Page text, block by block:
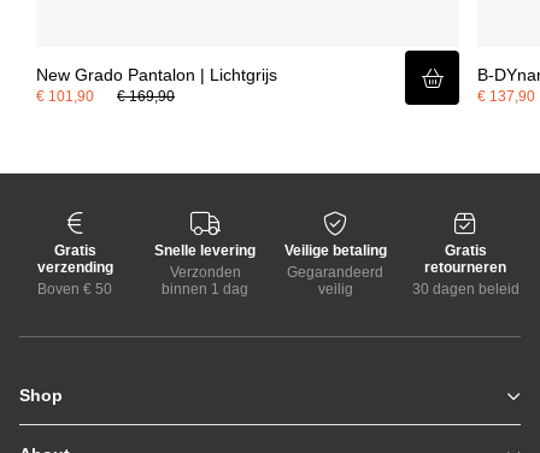
New Grado Pantalon | Lichtgrijs
€ 101,90 € 169,90
B-
€ 137,90
Gratis
verzending
Boven € 50
Snelle levering
Verzonden
binnen 1 dag
Veilige betaling
Gegarandeerd
veilig
Gratis
retourneren
30 dagen beleid
Shop
Zomerjassen